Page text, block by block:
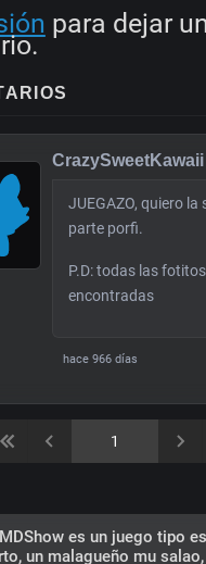
para dejar un
CrazySweetKawaii
JUEGAZO, quiero la
parte porfi.
P.D: todas las fotitos
encontradas
hace 966 días
es un juego tipo
un malagueño mu